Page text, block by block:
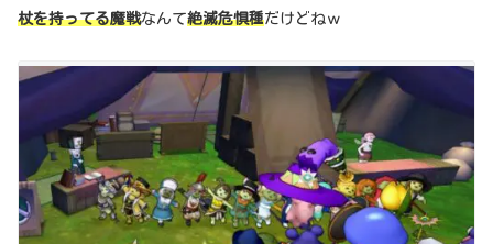
杖を持ってる魔戦なんて絶滅危惧種だけどねｗ